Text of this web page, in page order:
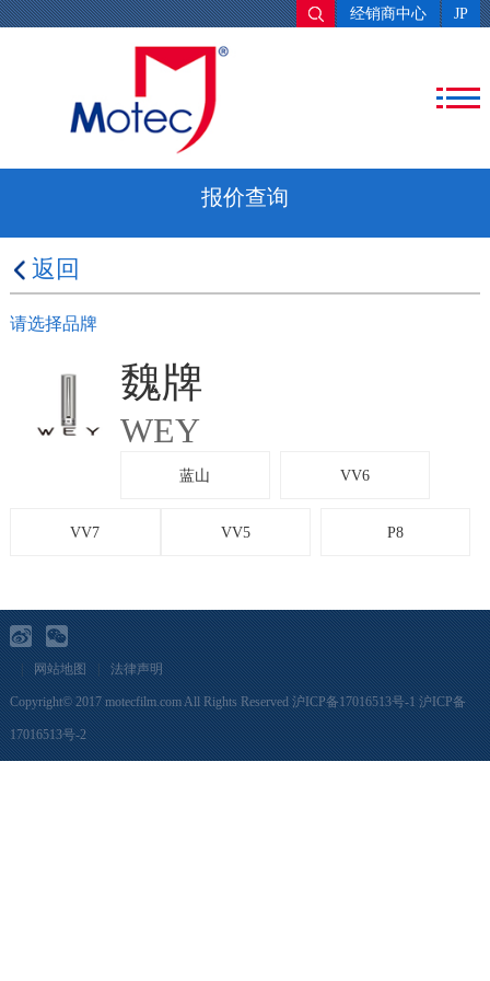
JP
经销商中心
报价查询
返回
请选择品牌
魏牌
WEY
蓝山 VV6
VV7 VV5 P8
| 网站地图 | 法律声明
Copyright© 2017 motecfilm.com All Rights Reserved沪ICP备17016513号-1 沪ICP备
17016513号-2